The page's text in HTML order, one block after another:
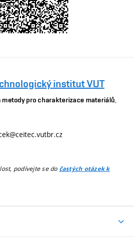
institut VUT
pro charakterizace materiálů,
podívejte se do častých otázek k